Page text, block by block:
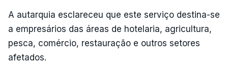
A autarquia esclareceu que este serviço destina-se
a empresários das áreas de hotelaria, agricultura,
pesca, comércio, restauração e outros setores
afetados.